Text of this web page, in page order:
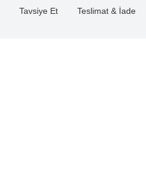
Tavsiye Et Teslimat & İade